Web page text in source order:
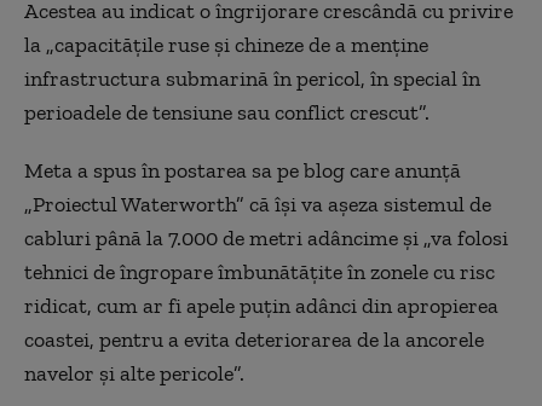
Acestea au indicat o îngrijorare crescândă cu privire
la „capacitățile ruse și chineze de a menține
infrastructura submarină în pericol, în special în
perioadele de tensiune sau conflict crescut”.
Meta a spus în postarea sa pe blog care anunță
„Proiectul Waterworth” că își va așeza sistemul de
cabluri până la 7.000 de metri adâncime și „va folosi
tehnici de îngropare îmbunătățite în zonele cu risc
ridicat, cum ar fi apele puțin adânci din apropierea
coastei, pentru a evita deteriorarea de la ancorele
navelor și alte pericole”.